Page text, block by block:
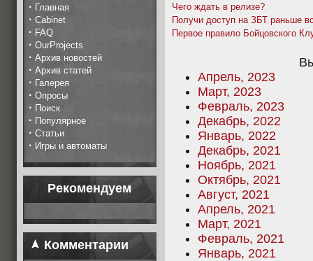
· Главная
· Cabinet
· FAQ
· OurProjects
· Архив новостей
· Архив статей
· Галерея
· Опросы
· Поиск
· Популярное
· Статьи
· Игры и автоматы
Рекомендуем
Комментарии
Чего ждать в релизе?
Получи доступ на ЗБТ раньше
Первое правило Бойцовского
Апрель, 2023
Март, 2023
Февраль, 2023
Декабрь, 2022
Январь, 2022
Декабрь, 2021
Ноябрь, 2021
Октябрь, 2021
Август, 2021
Апрель, 2021
Март, 2021
Февраль, 2021
Январь, 2021